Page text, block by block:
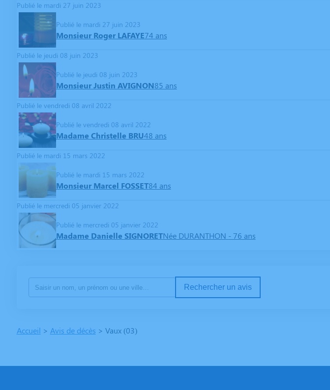
Publié le mardi 27 juin 2023
Publié le mardi 27 juin 2023
Monsieur Roger LAFAYE74 ans
Publié le jeudi 08 juin 2023
Publié le jeudi 08 juin 2023
Monsieur Justin AVIGNON85 ans
Publié le vendredi 08 avril 2022
Publié le vendredi 08 avril 2022
Madame Christelle BRU48 ans
Publié le mardi 15 mars 2022
Publié le mardi 15 mars 2022
Monsieur Marcel FOSSET84 ans
Publié le mercredi 05 janvier 2022
Publié le mercredi 05 janvier 2022
Madame Danielle SIGNORETNée DURANTHON - 76 ans
Rechercher un avis
Accueil > Avis de décès > Vaux (03)